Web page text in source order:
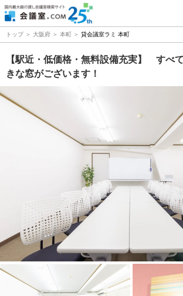
トップ 大阪府 本町 貸会議室ラミ 本町
【駅近・低価格・無料設備充実】 すべ
きな窓がございます！